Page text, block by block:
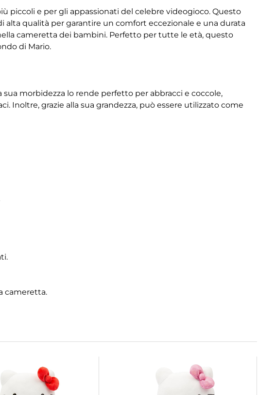
piccoli e per gli appassionati del celebre videogioco. Questo
alta qualità per garantire un comfort eccezionale e una durata
cameretta dei bambini. Perfetto per tutte le età, questo
di Mario.
morbidezza lo rende perfetto per abbracci e coccole,
Inoltre, grazie alla sua grandezza, può essere utilizzato come
cameretta.